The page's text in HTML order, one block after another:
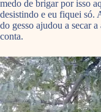
medo de brigar por isso
desistindo e eu fiquei só.
do gesso ajudou a secar
conta.